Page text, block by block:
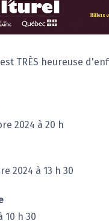
TRÈS heureuse
2024 à 20 h
2024 à 13 h 30
10 h 30